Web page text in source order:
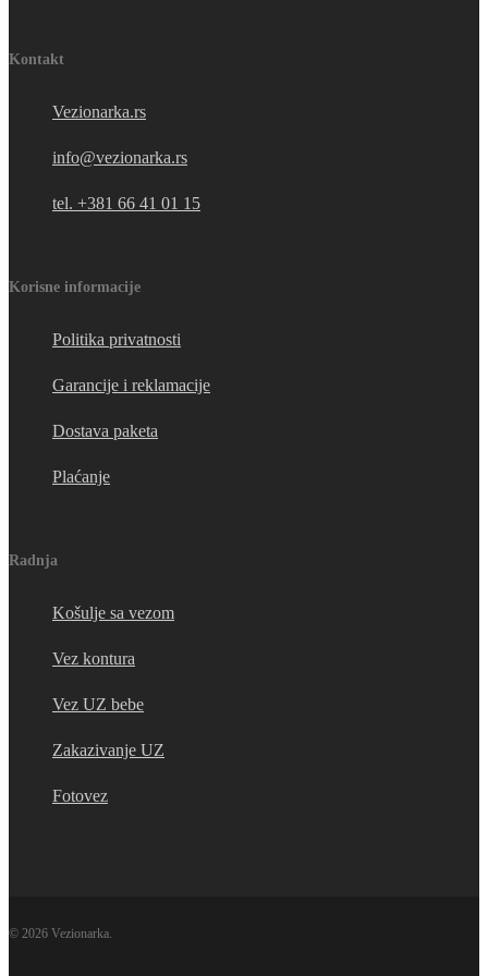
Kontakt
Vezionarka.rs
info@vezionarka.rs
tel. +381 66 41 01 15
Korisne informacije
Politika privatnosti
Garancije i reklamacije
Dostava paketa
Plaćanje
Radnja
Košulje sa vezom
Vez kontura
Vez UZ bebe
Zakazivanje UZ
Fotovez
© 2026 Vezionarka.